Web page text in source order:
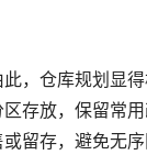
，仓库规划显
存放，保留常
留存，避免无序